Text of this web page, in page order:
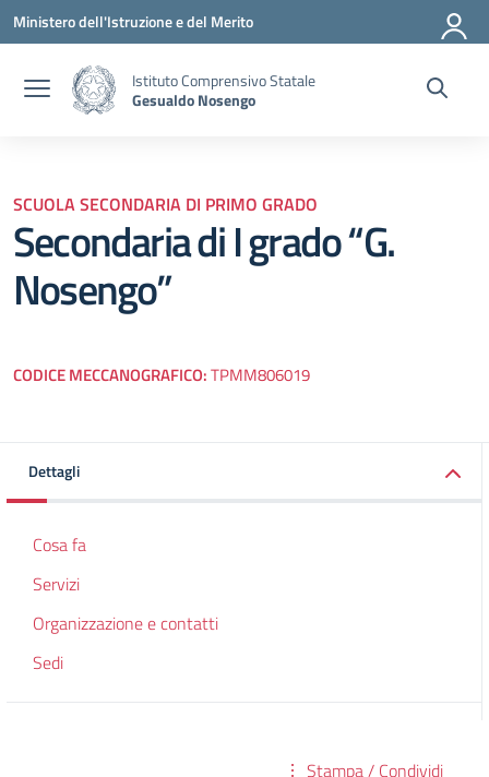
Vai ai contenuti
Vai al menu di navigazione
Vai al footer
Ministero dell'Istruzione e del Merito
Istituto Comprensivo Statale
Gesualdo Nosengo
SCUOLA SECONDARIA DI PRIMO GRADO
Secondaria di I grado “G.
Nosengo”
CODICE MECCANOGRAFICO:TPMM806019
Dettagli
Cosa fa
Servizi
Organizzazione e contatti
Sedi
Stampa / Condividi